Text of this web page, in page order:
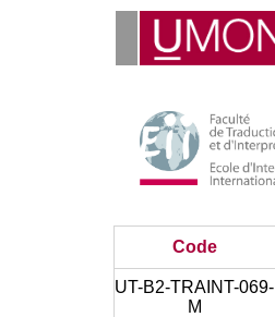
Code
UT-B2-TRAINT-069-
M